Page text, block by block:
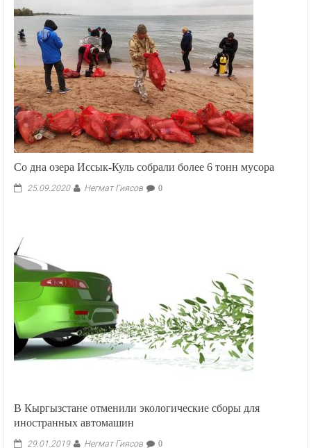
Со дна озера Иссык-Куль собрали более 6 тонн мусора
25.09.2020 Негмат Гиясов 0
В Кыргызстане отменили экологические сборы для
иностранных автомашин
29.01.2019 Негмат Гиясов 0